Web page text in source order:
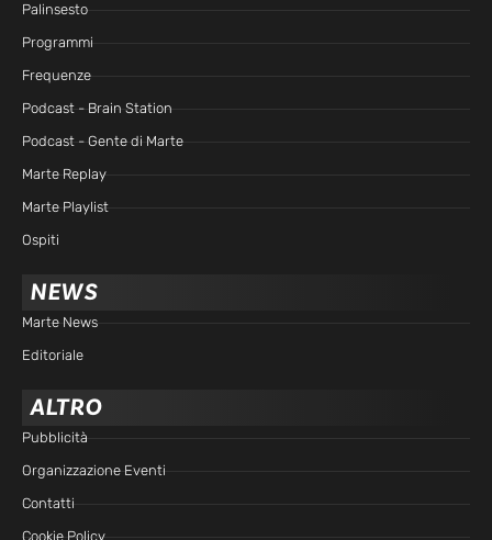
Palinsesto
Programmi
Frequenze
Podcast - Brain Station
Podcast - Gente di Marte
Marte Replay
Marte Playlist
Ospiti
NEWS
Marte News
Editoriale
ALTRO
Pubblicità
Organizzazione Eventi
Contatti
Cookie Policy